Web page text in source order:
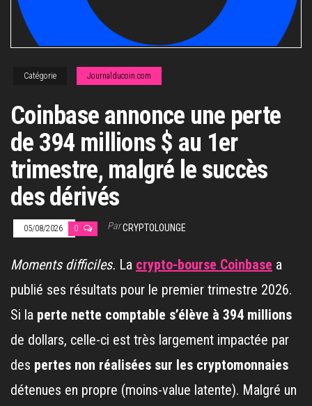
Catégorie Journalducoin.com
Coinbase annonce une perte
de 394 millions $ au 1er
trimestre, malgré le succès
des dérivés
05/08/2026 0 ParCRYPTOLOUNGE
Moments difficiles. La crypto-bourse Coinbase a
publié ses résultats pour le premier trimestre 2026.
Si la perte nette comptable s’élève à 394 millions
de dollars, celle-ci est très largement impactée par
des pertes non réalisées sur les cryptomonnaies
détenues en propre (moins-value latente). Malgré un